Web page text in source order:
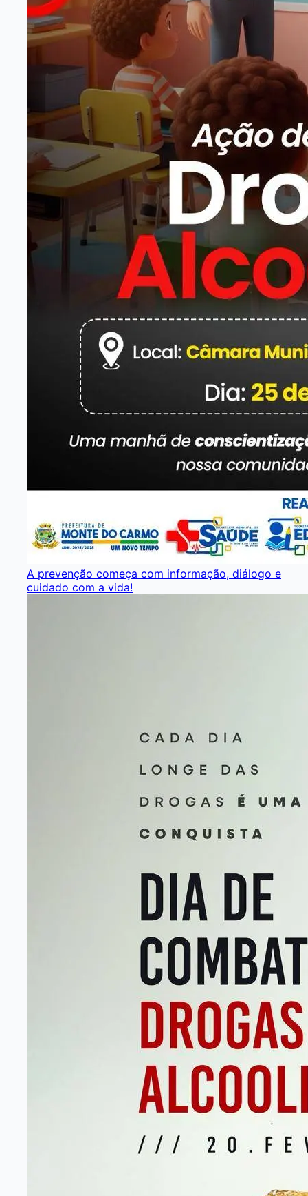
A prevenção começa com informação, diálogo e
cuidado com a vida!